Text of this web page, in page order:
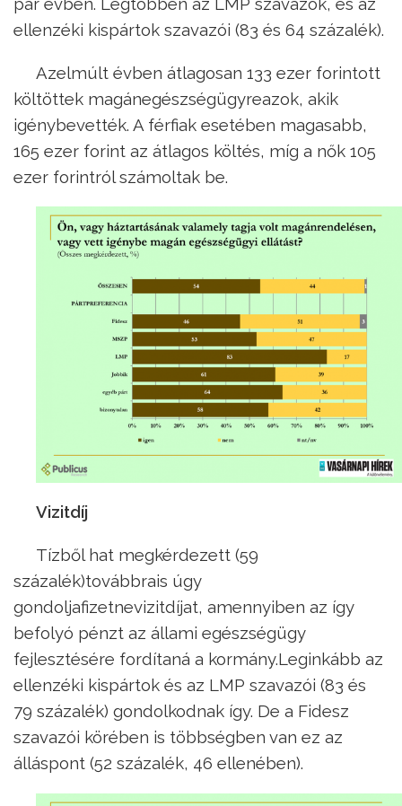
ellenzéki kispártok szavazói (83 és 64 százalék).
Azelmúlt évben átlagosan 133 ezer forintott
költöttek magánegészségügyreazok, akik
igénybevették. A férfiak esetében magasabb,
165 ezer forint az átlagos költés, míg a nők 105
ezer forintról számoltak be.
Vizitdíj
Tízből hat megkérdezett (59
százalék)továbbrais úgy
gondoljafizetnevizitdíjat, amennyiben az így
befolyó pénzt az állami egészségügy
fejlesztésére fordítaná a kormány.Leginkább az
ellenzéki kispártok és az LMP szavazói (83 és
79 százalék) gondolkodnak így. De a Fidesz
szavazói körében is többségben van ez az
álláspont (52 százalék, 46 ellenében).